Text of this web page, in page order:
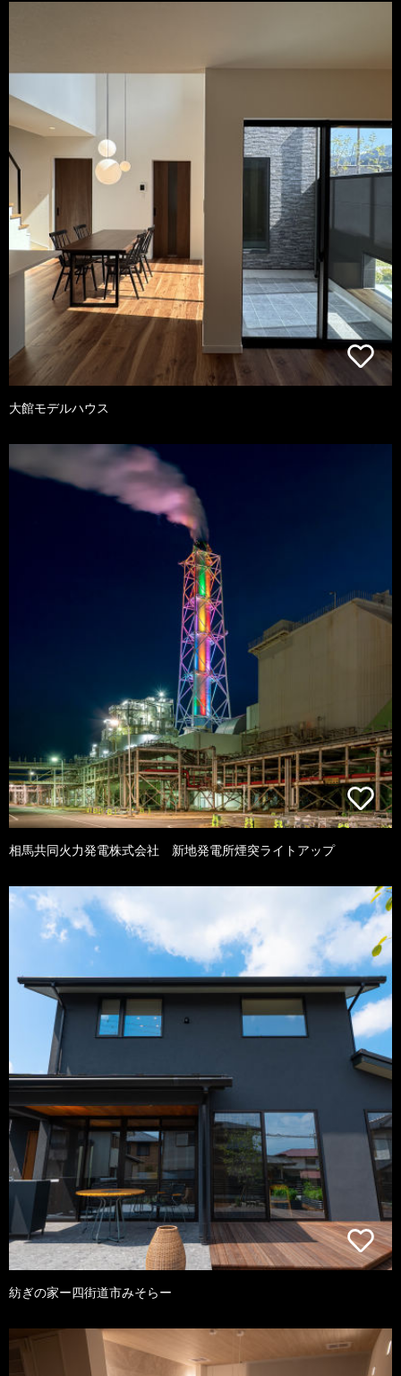
大館モデルハウス
相馬共同火力発電株式会社 新地発電所煙突ライトアップ
紡ぎの家ー四街道市みそらー